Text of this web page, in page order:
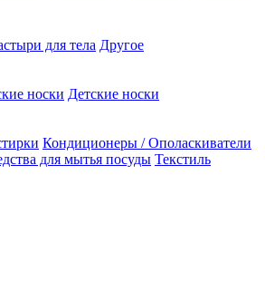
для тела Другое
носки Детские носки
Кондиционеры / Ополаскиватели
для мытья посуды Текстиль